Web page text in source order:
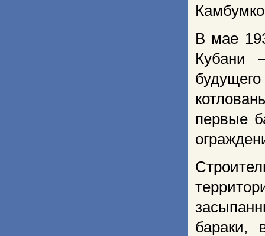
В мае
Кубани
первые
бараки,